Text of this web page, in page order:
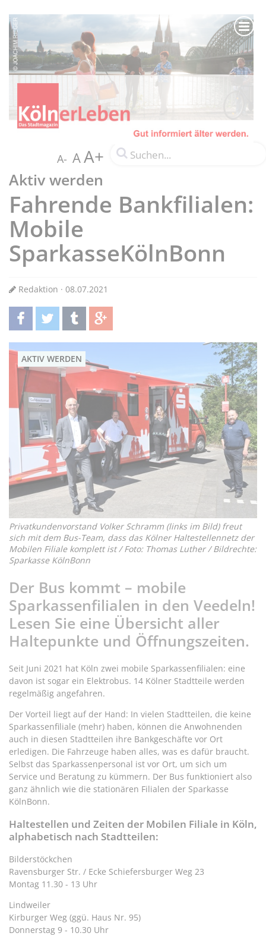
A- AA+
Aktiv werden
Fahrende Bankfilialen:
Mobile
SparkasseKölnBonn
Redaktion · 08.07.2021
teilentwittern teilen teilen
AKTIV WERDEN
Privatkundenvorstand Volker Schramm (links im Bild) freut
sich mit dem Bus-Team, dass das Kölner Haltestellennetz der
Mobilen Filiale komplett ist / Foto: Thomas Luther / Bildrechte:
Sparkasse KölnBonn
Der Bus kommt – mobile
Sparkassenfilialen in den Veedeln!
Lesen Sie eine Übersicht aller
Haltepunkte und Öffnungszeiten.
Seit Juni 2021 hat Köln zwei mobile Sparkassenfilialen: eine
davon ist sogar ein Elektrobus. 14 Kölner Stadtteile werden
regelmäßig angefahren.
Der Vorteil liegt auf der Hand: In vielen Stadtteilen, die keine
Sparkassenfiliale (mehr) haben, können die Anwohnenden
auch in diesen Stadtteilen ihre Bankgeschäfte vor Ort
erledigen. Die Fahrzeuge haben alles, was es dafür braucht.
Selbst das Sparkassenpersonal ist vor Ort, um sich um
Service und Beratung zu kümmern. Der Bus funktioniert also
ganz ähnlich wie die stationären Filialen der Sparkasse
KölnBonn.
Haltestellen und Zeiten der Mobilen Filiale in Köln,
alphabetisch nach Stadtteilen:
Bilderstöckchen
Ravensburger Str. / Ecke Schiefersburger Weg 23
Montag 11.30 - 13 Uhr
Lindweiler
Kirburger Weg (ggü. Haus Nr. 95)
Donnerstag 9 - 10.30 Uhr